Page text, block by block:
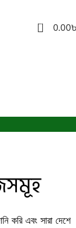
0 0.00
করি এবং সারা দেশে